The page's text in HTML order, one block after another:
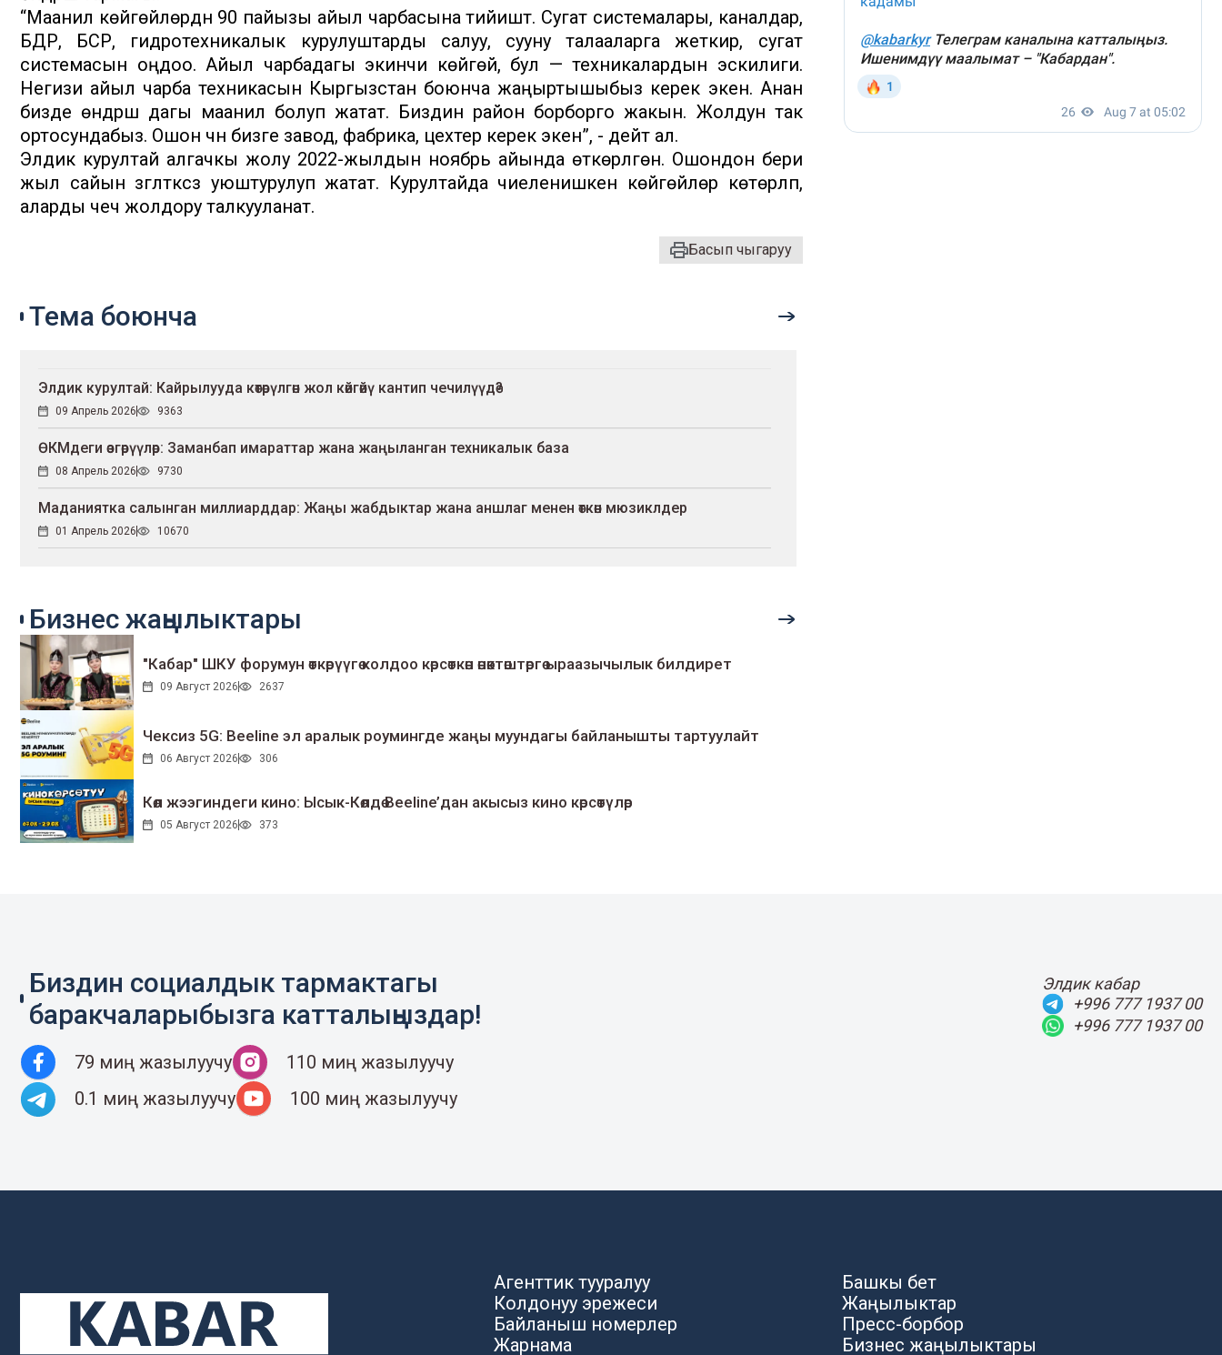
“Маанилүү көйгөйлөрдүн 90 пайызы айыл чарбасына тийиштүү. Сугат системалары, каналдар,
БДР, БСР, гидротехникалык курулуштарды салуу, сууну талааларга жеткирүү, сугат
системасын оңдоо. Айыл чарбадагы экинчи көйгөй, бул — техникалардын эскилиги.
Негизи айыл чарба техникасын Кыргызстан боюнча жаңыртышыбыз керек экен. Анан
бизде өндүрүш дагы маанилүү болуп жатат. Биздин район борборго жакын. Жолдун так
ортосундабыз. Ошон үчүн бизге завод, фабрика, цехтер керек экен”, - дейт ал.
Элдик курултай алгачкы жолу 2022-жылдын ноябрь айында өткөрүлгөн. Ошондон бери
жыл сайын үзгүлтүксүз уюштурулуп жатат. Курултайда чиеленишкен көйгөйлөр көтөрүлүп,
аларды чечүү жолдору талкууланат.
Басып чыгаруу
Тема боюнча
Элдик курултай: Кайрылууда көтөрүлгөн жол көйгөйү кантип чечилүүдө?
09 Апрель 2026 9363
ӨКМдеги өзгөрүүлөр: Заманбап имараттар жана жаңыланган техникалык база
08 Апрель 2026 9730
Маданиятка салынган миллиарддар: Жаңы жабдыктар жана аншлаг менен өткөн мюзиклдер
01 Апрель 2026 10670
Бизнес жаңылыктары
"Кабар" ШКУ форумун өткөрүүгө колдоо көрсөткөн өнөктөштөргө ыраазычылык билдирет
09 Август 2026 2637
Чексиз 5G: Beeline эл аралык роумингде жаңы муундагы байланышты тартуулайт
06 Август 2026 306
Көл жээгиндеги кино: Ысык-Көлдө Beeline’дан акысыз кино көрсөтүлөр
05 Август 2026 373
Биздин социалдык тармактагы
баракчаларыбызга катталыңыздар!
79 миң жазылуучу
110 миң жазылуучу
0.1 миң жазылуучу
100 миң жазылуучу
Элдик кабар
+996 777 1937 00
+996 777 1937 00
Агенттик тууралуу
Колдонуу эрежеси
Байланыш номерлер
Жарнама
Башкы бет
Жаңылыктар
Пресс-борбор
Бизнес жаңылыктары